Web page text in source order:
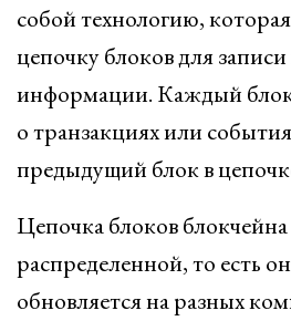
собой технологию,
цепочку блоков для
информации. Каждый
о транзакциях или
предыдущий блок в
Цепочка блоков блокчейна
распределенной, то есть
обновляется на разных